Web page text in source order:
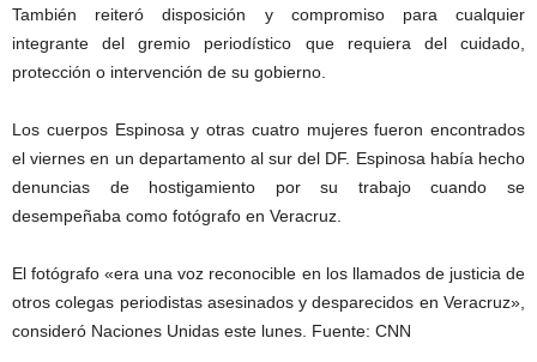
También reiteró disposición y compromiso para cualquier
integrante del gremio periodístico que requiera del cuidado,
protección o intervención de su gobierno.
Los cuerpos Espinosa y otras cuatro mujeres fueron encontrados
el viernes en un departamento al sur del DF. Espinosa había hecho
denuncias de hostigamiento por su trabajo cuando se
desempeñaba como fotógrafo en Veracruz.
El fotógrafo «era una voz reconocible en los llamados de justicia de
otros colegas periodistas asesinados y desparecidos en Veracruz»,
consideró Naciones Unidas este lunes. Fuente: CNN